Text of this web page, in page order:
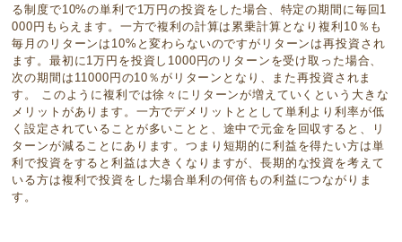
る制度で10%の単利で1万円の投資をした場合、特定の期間に毎回1
000円もらえます。一方で複利の計算は累乗計算となり複利10％も
毎月のリターンは10%と変わらないのですがリターンは再投資され
ます。最初に1万円を投資し1000円のリターンを受け取った場合、
次の期間は11000円の10％がリターンとなり、また再投資されま
す。 このように複利では徐々にリターンが増えていくという大きな
メリットがあります。一方でデメリットととして単利より利率が低
く設定されていることが多いことと、途中で元金を回収すると、リ
ターンが減ることにあります。つまり短期的に利益を得たい方は単
利で投資をすると利益は大きくなりますが、長期的な投資を考えて
いる方は複利で投資をした場合単利の何倍もの利益につながりま
す。